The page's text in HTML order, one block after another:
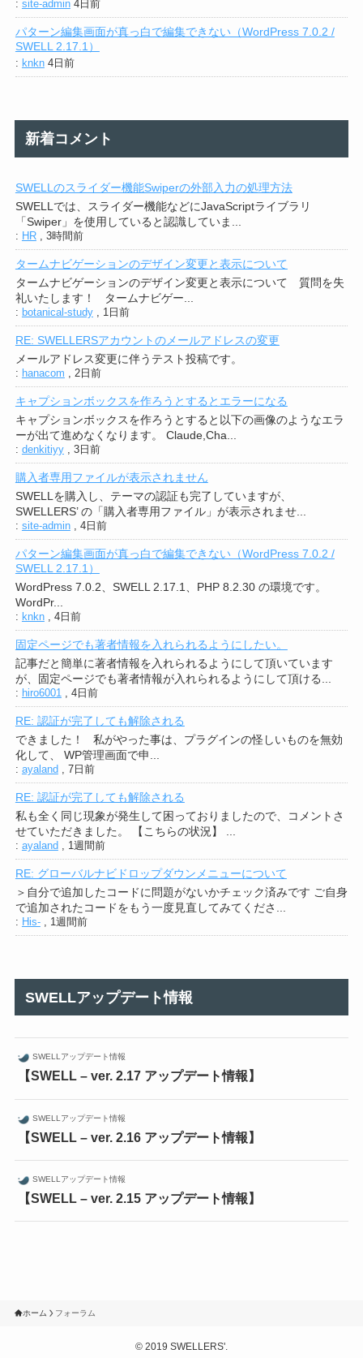
: site-admin 4日前
パターン編集画面が真っ白で編集できない（WordPress 7.0.2 /
SWELL 2.17.1）
: knkn 4日前
新着コメント
SWELLのスライダー機能Swiperの外部入力の処理方法
SWELLでは、スライダー機能などにJavaScriptライブラリ
「Swiper」を使用していると認識していま...
: HR, 3時間前
タームナビゲーションのデザイン変更と表示について
タームナビゲーションのデザイン変更と表示について 質問を失
礼いたします！ タームナビゲー...
: botanical-study, 1日前
RE: SWELLERSアカウントのメールアドレスの変更
メールアドレス変更に伴うテスト投稿です。
: hanacom , 2日前
キャプションボックスを作ろうとするとエラーになる
キャプションボックスを作ろうとすると以下の画像のようなエラ
ーが出て進めなくなります。 Claude,Cha...
: denkitiyy, 3日前
購入者専用ファイルが表示されません
SWELLを購入し、テーマの認証も完了していますが、
SWELLERS’ の「購入者専用ファイル」が表示されませ...
: site-admin, 4日前
パターン編集画面が真っ白で編集できない（WordPress 7.0.2 /
SWELL 2.17.1）
WordPress 7.0.2、SWELL 2.17.1、PHP 8.2.30 の環境です。
WordPr...
: knkn, 4日前
固定ページでも著者情報を入れられるようにしたい。
記事だと簡単に著者情報を入れられるようにして頂いています
が、固定ページでも著者情報が入れられるようにして頂ける...
: hiro6001, 4日前
RE: 認証が完了しても解除される
できました！ 私がやった事は、プラグインの怪しいものを無効
化して、 WP管理画面で申...
: ayaland , 7日前
RE: 認証が完了しても解除される
私も全く同じ現象が発生して困っておりましたので、コメントさ
せていただきました。 【こちらの状況】 ...
: ayaland , 1週間前
RE: グローバルナビドロップダウンメニューについて
＞自分で追加したコードに問題がないかチェック済みです ご自身
で追加されたコードをもう一度見直してみてくださ...
: His-, 1週間前
SWELLアップデート情報
SWELLアップデート情報
【SWELL – ver. 2.17 アップデート情報】
SWELLアップデート情報
【SWELL – ver. 2.16 アップデート情報】
SWELLアップデート情報
【SWELL – ver. 2.15 アップデート情報】
ホーム フォーラム
© 2019 SWELLERS'.